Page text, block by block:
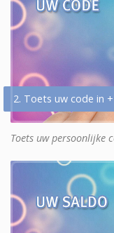
2. Toets uw code in +
Toets uw persoonlijke